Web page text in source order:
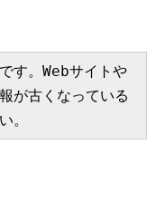
す。Webサイトや
が古くなっている
。